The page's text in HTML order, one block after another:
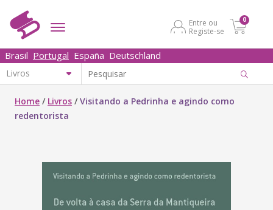
Entre ou
Registe-se
0
Brasil Portugal España Deutschland
Home / Livros /Visitando a Pedrinha e agindo como
redentorista